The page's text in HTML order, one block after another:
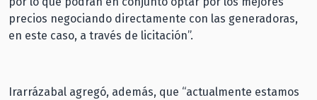
precios negociando directamente con las generadoras,
en este caso, a través de licitación”.
Irarrázabal agregó, además, que “actualmente estamos